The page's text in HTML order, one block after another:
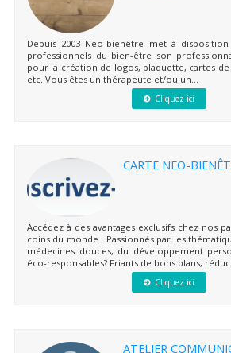
Depuis 2003 Neo-bienêtre met à
professionnels du bien-être son
pour la création de logos, plaquette, cartes
etc. Vous êtes un thérapeute et/ou un...
Cliquez ici
CARTE NEO-
Accédez à des avantages exclusifs chez nos
coins du monde ! Passionnés par les
médecines douces, du développement
éco-responsables? Friants de bons plans,
Cliquez ici
ATELIER